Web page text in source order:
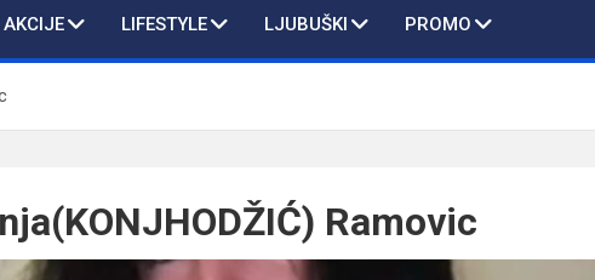
LIFESTYLE LJUBUŠKI PROMO
Ramovic